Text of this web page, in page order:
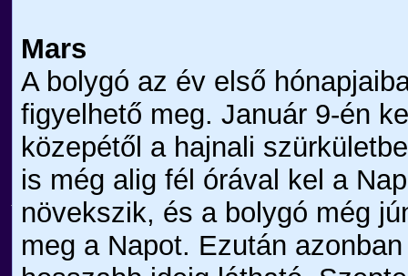
Mars
A bolygó az év első
figyelhető meg. Január 9-én
közepétől a hajnali
is még alig fél órával kel a
növekszik, és a bolygó még
meg a Napot. Ezután